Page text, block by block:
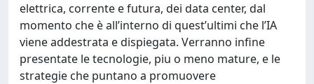
elettrica, corrente e futura, dei data center, dal
momento che è all’interno di quest’ultimi che l’IA
viene addestrata e dispiegata. Verranno infine
presentate le tecnologie, piu o meno mature, e le
strategie che puntano a promuovere